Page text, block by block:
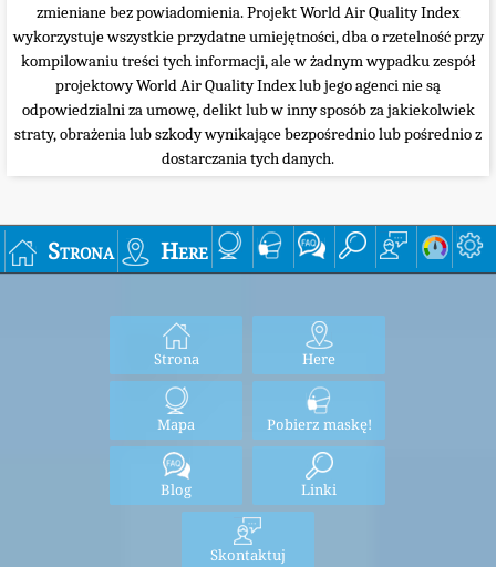
zmieniane bez powiadomienia. Projekt World Air Quality Index
wykorzystuje wszystkie przydatne umiejętności, dba o rzetelność przy
kompilowaniu treści tych informacji, ale w żadnym wypadku zespół
projektowy World Air Quality Index lub jego agenci nie są
odpowiedzialni za umowę, delikt lub w inny sposób za jakiekolwiek
straty, obrażenia lub szkody wynikające bezpośrednio lub pośrednio z
dostarczania tych danych.
Strona Here
Strona Here
Mapa Pobierz maskę!
Blog Linki
Skontaktuj